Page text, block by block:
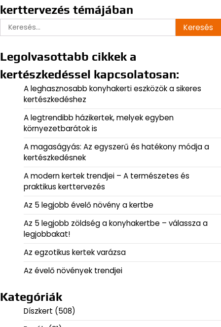
kerttervezés témájában
Keresés:
Legolvasottabb cikkek a
kertészkedéssel kapcsolatosan:
A leghasznosabb konyhakerti eszközök a sikeres
kertészkedéshez
A legtrendibb házikertek, melyek egyben
környezetbarátok is
A magaságyás: Az egyszerű és hatékony módja a
kertészkedésnek
A modern kertek trendjei – A természetes és
praktikus kerttervezés
Az 5 legjobb évelő növény a kertbe
Az 5 legjobb zöldség a konyhakertbe – válassza a
legjobbakat!
Az egzotikus kertek varázsa
Az évelő növények trendjei
Kategóriák
Díszkert (508)